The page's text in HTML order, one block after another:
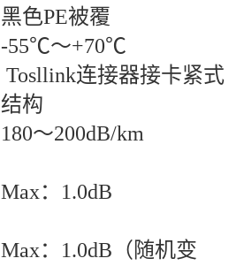
黑色PE被覆
-55℃～+70℃
Tosllink连接器接卡紧式
结构
180～200dB/km
Max：1.0dB
Max：1.0dB（随机变